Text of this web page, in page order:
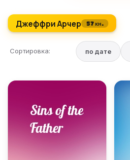
Джеффри Арчер 57 кн.
Сортировка: по дате